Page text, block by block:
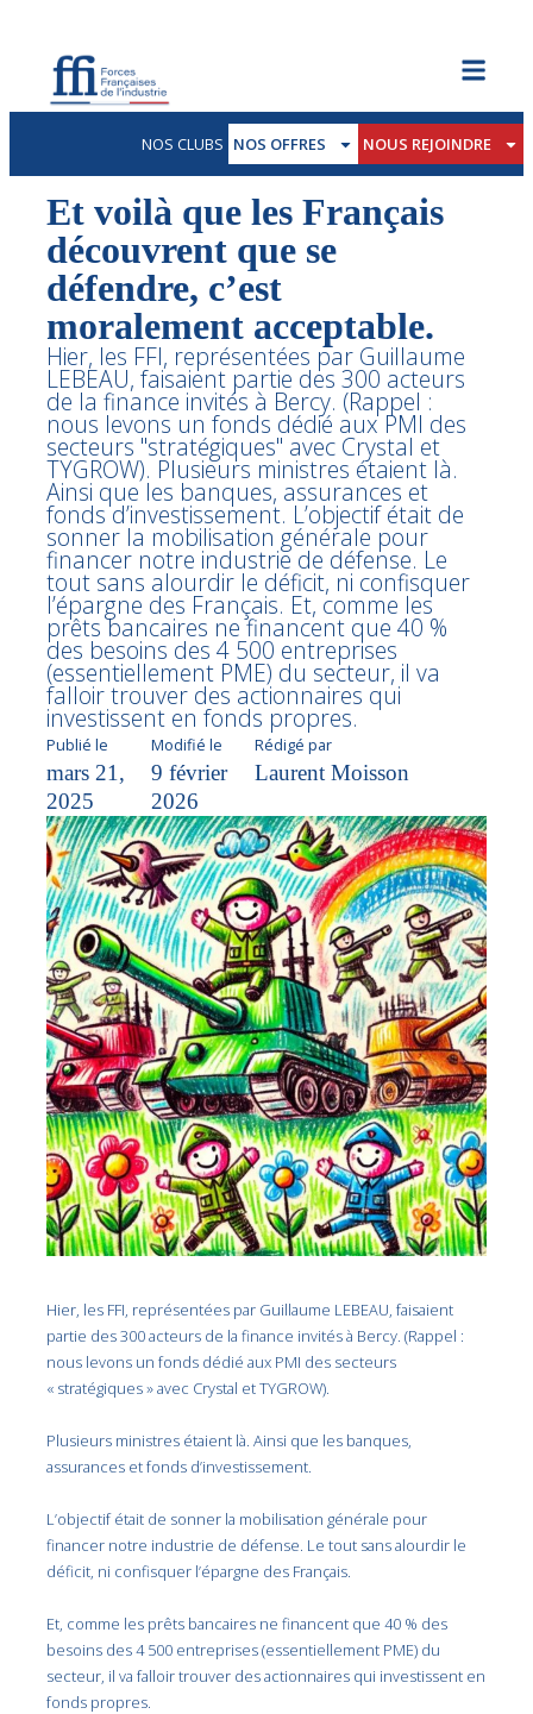
NOS CLUBS NOS OFFRES NOUS REJOINDRE
Et voilà que les Français
découvrent que se
défendre, c’est
moralement acceptable.
Hier, les FFI, représentées par Guillaume
LEBEAU, faisaient partie des 300 acteurs
de la finance invités à Bercy. (Rappel :
nous levons un fonds dédié aux PMI des
secteurs "stratégiques" avec Crystal et
TYGROW). Plusieurs ministres étaient là.
Ainsi que les banques, assurances et
fonds d’investissement. L’objectif était de
sonner la mobilisation générale pour
financer notre industrie de défense. Le
tout sans alourdir le déficit, ni confisquer
l’épargne des Français. Et, comme les
prêts bancaires ne financent que 40 %
des besoins des 4 500 entreprises
(essentiellement PME) du secteur, il va
falloir trouver des actionnaires qui
investissent en fonds propres.
Publié le
mars 21,
2025
Modifié le
9 février
2026
Rédigé par
Laurent Moisson
Hier, les FFI, représentées par Guillaume LEBEAU, faisaient
partie des 300 acteurs de la finance invités à Bercy. (Rappel :
nous levons un fonds dédié aux PMI des secteurs
« stratégiques » avec Crystal et TYGROW).
Plusieurs ministres étaient là. Ainsi que les banques,
assurances et fonds d’investissement.
L’objectif était de sonner la mobilisation générale pour
financer notre industrie de défense. Le tout sans alourdir le
déficit, ni confisquer l’épargne des Français.
Et, comme les prêts bancaires ne financent que 40 % des
besoins des 4 500 entreprises (essentiellement PME) du
secteur, il va falloir trouver des actionnaires qui investissent en
fonds propres.